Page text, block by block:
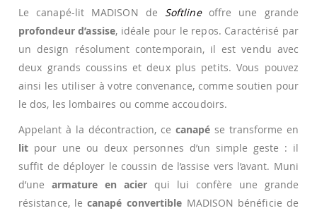
Le canapé-lit MADISON de Softlineoffre une grande
profondeur d’assise, idéale pour le repos. Caractérisé par
un design résolument contemporain, il est vendu avec
deux grands coussins et deux plus petits. Vous pouvez
ainsi les utiliser à votre convenance, comme soutien pour
le dos, les lombaires ou comme accoudoirs.
Appelant à la décontraction, ce canapé se transforme en
lit pour une ou deux personnes d’un simple geste : il
suffit de déployer le coussin de l’assise vers l’avant. Muni
d’une armature en acier qui lui confère une grande
résistance, lecanapé convertible MADISON bénéficie de